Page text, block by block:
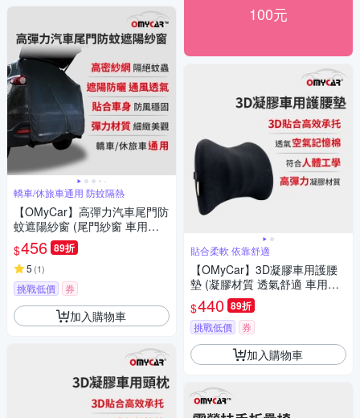
轎車/休旅車通用 防蚊隔熱
【OMyCar】高彈力汽車尾門防
蚊遮陽紗窗 (尾門紗窗 車用蚊
帳 汽車防蚊帳 車宿 車露)
$456 89折
5 (1)
挑戰低價 券
加入購物車
100元
貼合柔軟 依靠舒適
【OMyCar】3D凝膠車用護腰
墊 (凝膠材質 透氣舒適 車用靠
墊 車用腰枕 車用靠腰墊 家用靠
墊)
$440 89折
挑戰低價 券
加入購物車